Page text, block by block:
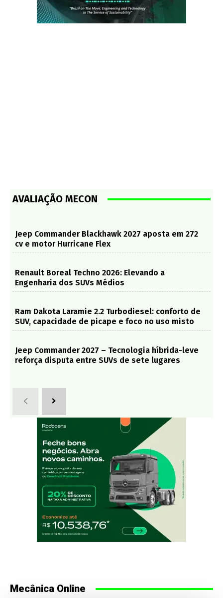
AVALIAÇÃO MECON
Jeep Commander Blackhawk 2027 aposta em 272
cv e motor Hurricane Flex
Renault Boreal Techno 2026: Elevando a
Engenharia dos SUVs Médios
Ram Dakota Laramie 2.2 Turbodiesel: conforto de
SUV, capacidade de picape e foco no uso misto
Jeep Commander 2027 – Tecnologia híbrida-leve
reforça disputa entre SUVs de sete lugares
Mecânica Online